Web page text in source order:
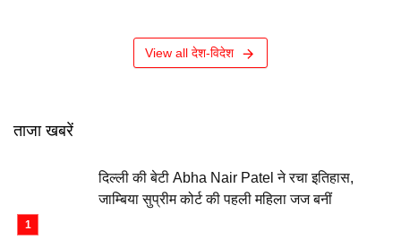
View all देश-विदेश
ताजा खबरें
दिल्ली की बेटी Abha Nair Patel ने रचा इतिहास,
जाम्बिया सुप्रीम कोर्ट की पहली महिला जज बनीं